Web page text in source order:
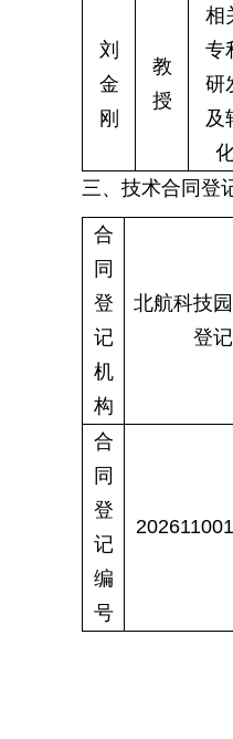
刘
金
刚
教
授
相
专
研
及
三、技术合同登
合
同
登
记
机
构
北航科技
登
合
同
登
记
编
号